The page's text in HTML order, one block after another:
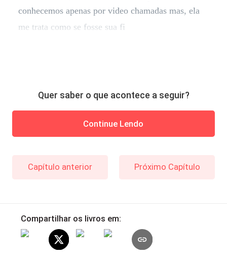
conhecemos apenas por video chamadas mas, ela
me trata como se fosse sua fi
Quer saber o que acontece a seguir?
Continue Lendo
Capítulo anterior Próximo Capítulo
Compartilhar os livros em: